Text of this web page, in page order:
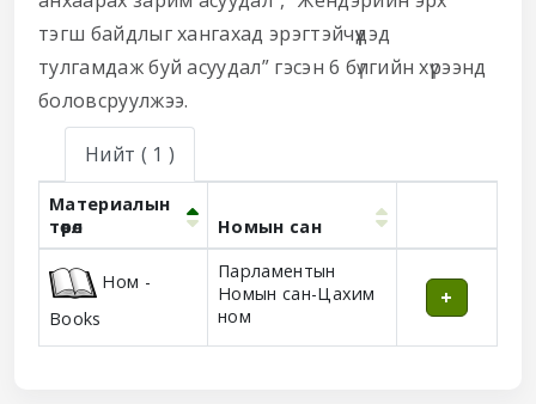
тэгш байдлыг хангахад эрэгтэйчүүдэд
тулгамдаж буй асуудал” гэсэн 6 бүлгийн хүрээнд
боловсруулжээ.
Нийт ( 1 )
Материалын
төрөл
Номын сан
Ном -
Books
Парламентын
Номын сан-Цахим
ном